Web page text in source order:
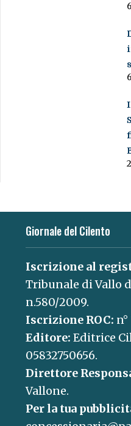
Giornale del Cilento
Iscrizione al
Tribunale di Vallo
n.580/2009.
Iscrizione ROC:
Editore: Editrice
05832750656.
Direttore
Vallone.
Per la tua